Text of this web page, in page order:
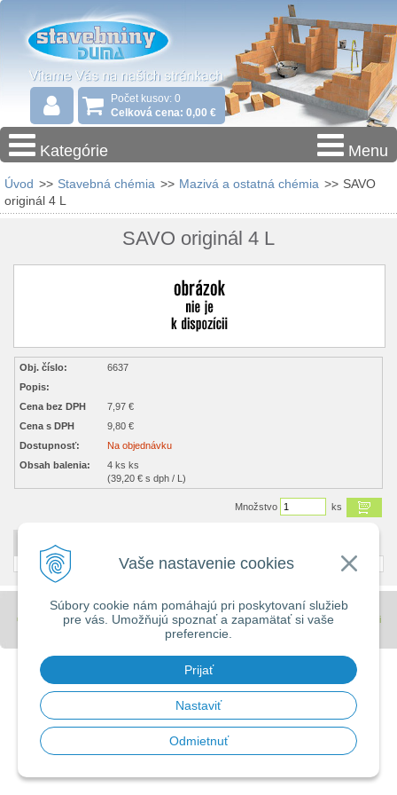
Vaše nastavenie cookies
Súbory cookie nám pomáhajú pri poskytovaní služieb
pre vás. Umožňujú spoznať a zapamätať si vaše
preferencie.
Prijať
Nastaviť
Odmietnuť
Počet kusov: 0
Celková cena: 0,00 €
Kategórie Menu
Úvod >> Stavebná chémia >> Mazivá a ostatná chémia >> SAVO
originál 4 L
SAVO originál 4 L
Obj. číslo:
6637
Popis:
Cena bez DPH
7,97 €
Cena s DPH
9,80 €
Dostupnosť:
Na objednávku
Obsah balenia:
4 ks ks
(39,20 € s dph / L)
Množstvo ks
DETAILNÝ POPIS
© 2026 Stavebniny - DUMA •tvorba eshopu cez UNIobchod,webhostingspoločnosti
WEBYGROUP